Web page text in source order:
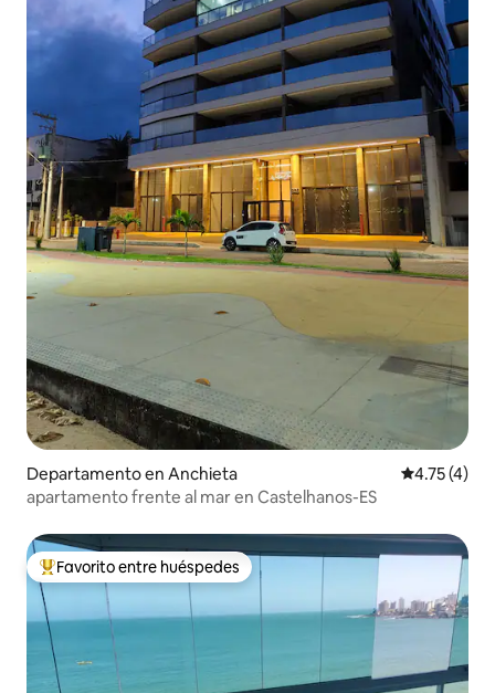
Departamento en Anchieta Calificación
4.75 (4)
apartamento frente al mar en Castelhanos-ES
De los mejores en Favorito entre huéspedes
Favorito entre huéspedes